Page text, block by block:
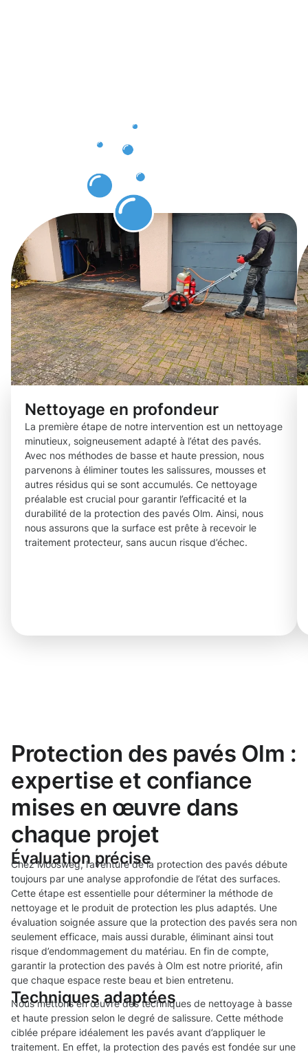
Nettoyage en profondeur
La première étape de notre intervention est un nettoyage
minutieux, soigneusement adapté à l’état des pavés.
Avec nos méthodes de basse et haute pression, nous
parvenons à éliminer toutes les salissures, mousses et
autres résidus qui se sont accumulés. Ce nettoyage
préalable est crucial pour garantir l’efficacité et la
durabilité de la protection des pavés Olm. Ainsi, nous
nous assurons que la surface est prête à recevoir le
traitement protecteur, sans aucun risque d’échec.
Protection des pavés Olm :
expertise et confiance
mises en œuvre dans
chaque projet
Évaluation précise
Chez Moosweg, l’aventure de la protection des pavés débute
toujours par une analyse approfondie de l’état des surfaces.
Cette étape est essentielle pour déterminer la méthode de
nettoyage et le produit de protection les plus adaptés. Une
évaluation soignée assure que la protection des pavés sera non
seulement efficace, mais aussi durable, éliminant ainsi tout
risque d’endommagement du matériau. En fin de compte,
garantir la protection des pavés à Olm est notre priorité, afin
que chaque espace reste beau et bien entretenu.
Techniques adaptées
Nous mettons en œuvre des techniques de nettoyage à basse
et haute pression selon le degré de salissure. Cette méthode
ciblée prépare idéalement les pavés avant d’appliquer le
traitement. En effet, la protection des pavés est fondée sur une